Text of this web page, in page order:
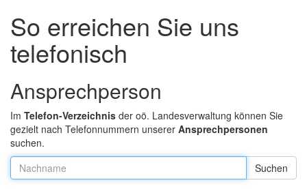
und
schließen
So erreichen Sie uns
telefonisch
Ansprechperson
Im Telefon-Verzeichnis der oö. Landesverwaltung können Sie
gezielt nach Telefonnummern unserer Ansprechpersonen
suchen.
Nachname: